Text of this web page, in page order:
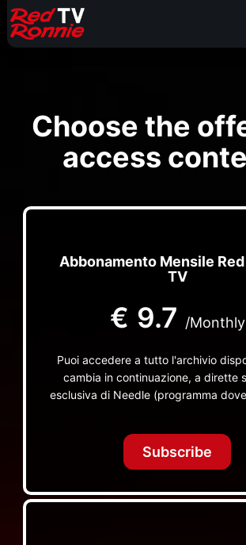
Choose the
access
Abbonamento Mensile
TV
€ 9.7 /Monthly
Puoi accedere a tutto l'archivio
cambia in continuazione, a dirette
esclusiva di Needle (programma dove
TV non visibili da nessuna altra
Subscribe